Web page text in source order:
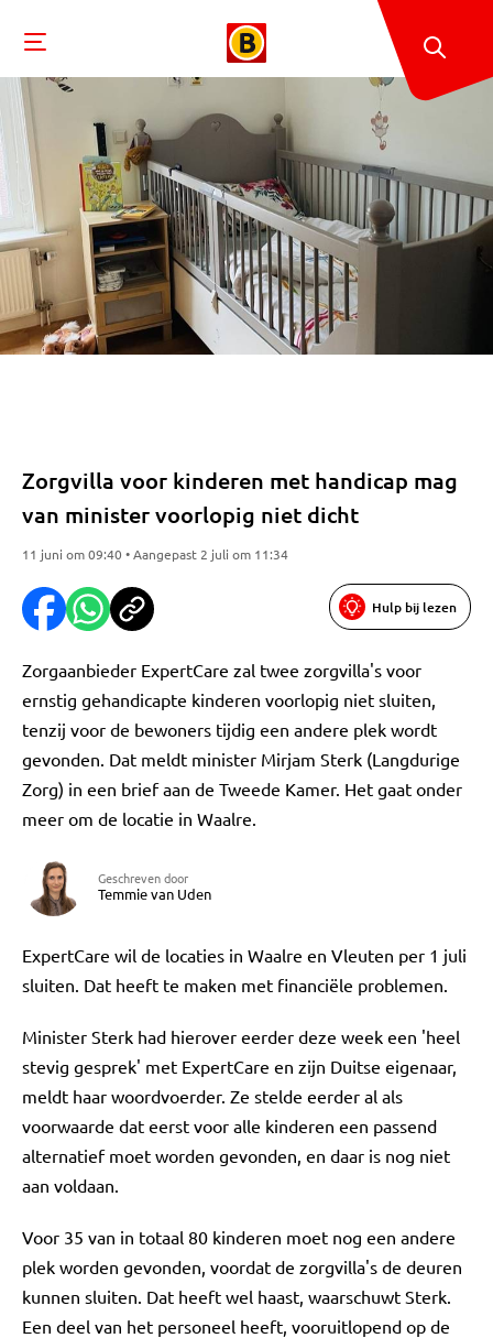
Zorgvilla voor kinderen met handicap mag
van minister voorlopig niet dicht
11 juni om 09:40 • Aangepast 2 juli om 11:34
Hulp bij lezen
Zorgaanbieder ExpertCare zal twee zorgvilla's voor
ernstig gehandicapte kinderen voorlopig niet sluiten,
tenzij voor de bewoners tijdig een andere plek wordt
gevonden. Dat meldt minister Mirjam Sterk (Langdurige
Zorg) in een brief aan de Tweede Kamer. Het gaat onder
meer om de locatie in Waalre.
Geschreven door
Temmie van Uden
ExpertCare wil de locaties in Waalre en Vleuten per 1 juli
sluiten. Dat heeft te maken met financiële problemen.
Minister Sterk had hierover eerder deze week een 'heel
stevig gesprek' met ExpertCare en zijn Duitse eigenaar,
meldt haar woordvoerder. Ze stelde eerder al als
voorwaarde dat eerst voor alle kinderen een passend
alternatief moet worden gevonden, en daar is nog niet
aan voldaan.
Voor 35 van in totaal 80 kinderen moet nog een andere
plek worden gevonden, voordat de zorgvilla's de deuren
kunnen sluiten. Dat heeft wel haast, waarschuwt Sterk.
Een deel van het personeel heeft, vooruitlopend op de